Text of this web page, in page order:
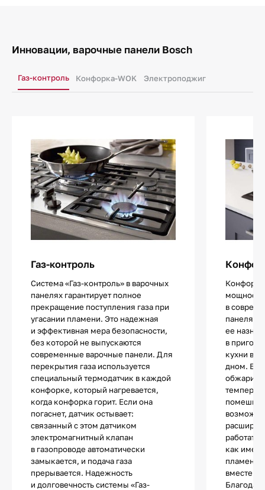
Инновации, варочные панели Bosch
Газ-контроль Конфорка-WOK Электроподжиг
Газ-контроль
Система «Газ-контроль» в варочных
панелях гарантирует полное
прекращение поступления газа при
угасании пламени. Это надежная
и эффективная мера безопасности,
без которой не выпускаются
современные варочные панели. Для
перекрытия газа используется
специальный термодатчик в каждой
конфорке, который нагревается,
когда конфорка горит. Если она
погаснет, датчик остывает:
связанный с этом датчиком
электромагнитный клапан
в газопроводе автоматически
замыкается, и подача газа
прерывается. Надежность
и долговечность системы «Газ-
мощности
в
панелях.
ее
в
кухни в
дном.
работать
как
пламени,
вместе